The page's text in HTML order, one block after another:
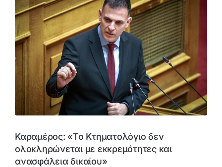
Καραμέρος: «Το Κτηματολόγιο δεν
ολοκληρώνεται με εκκρεμότητες και
ανασφάλεια δικαίου»